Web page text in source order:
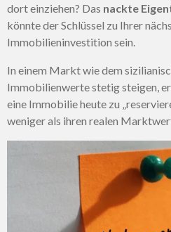
dort einziehen? Das nackte
könnte der Schlüssel zu Ihrer
Immobilieninvestition sein.
In einem Markt wie dem
Immobilienwerte stetig steigen,
eine Immobilie heute zu
weniger als ihren realen